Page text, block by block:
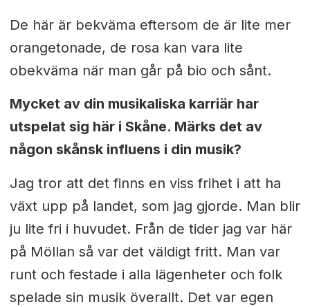
De här är bekväma eftersom de är lite mer
orangetonade, de rosa kan vara lite
obekväma när man går på bio och sånt.
Mycket av din musikaliska karriär har
utspelat sig här i Skåne. Märks det av
någon skånsk influens i din musik?
Jag tror att det finns en viss frihet i att ha
växt upp på landet, som jag gjorde. Man blir
ju lite fri i huvudet. Från de tider jag var här
på Möllan så var det väldigt fritt. Man var
runt och festade i alla lägenheter och folk
spelade sin musik överallt. Det var egen